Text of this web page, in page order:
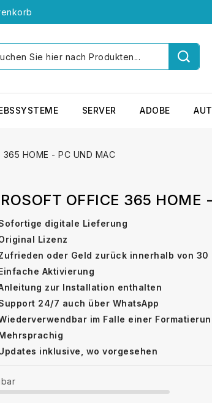
SERVER ADOBE
365 HOME - PC UND MAC
OFFICE 365 HOME
digitale Lieferung
Lizenz
oder Geld zurück innerhalb von 30
Aktivierung
zur Installation enthalten
24/7 auch über WhatsApp
im Falle einer
inklusive, wo vorgesehen